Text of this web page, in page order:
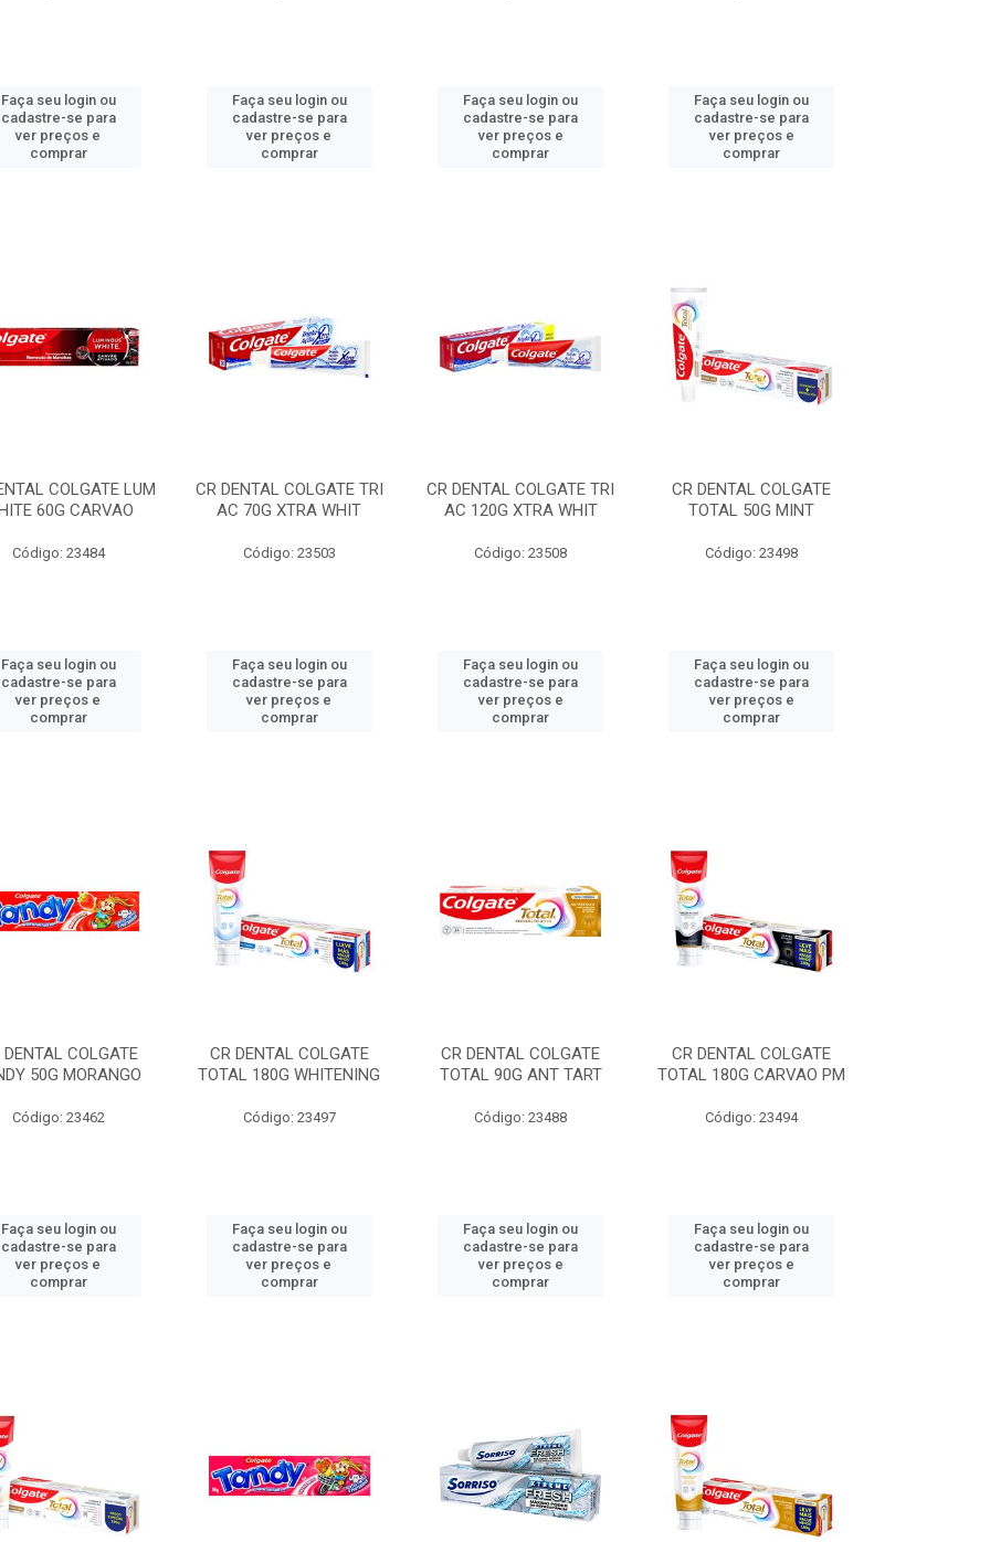
Faça seu login ou
cadastre-se para
ver preços e
comprar
Faça seu login ou
cadastre-se para
ver preços e
comprar
Faça seu login ou
cadastre-se para
ver preços e
comprar
Faça seu login ou
cadastre-se para
ver preços e
comprar
COLGATE LUM
60G CARVAO
Código: 23484
Faça seu login ou
cadastre-se para
ver preços e
comprar
CR DENTAL COLGATE TRI
AC 70G XTRA WHIT
Código: 23503
Faça seu login ou
cadastre-se para
ver preços e
comprar
CR DENTAL COLGATE TRI
AC 120G XTRA WHIT
Código: 23508
Faça seu login ou
cadastre-se para
ver preços e
comprar
CR DENTAL COLGATE
TOTAL 50G MINT
Código: 23498
Faça seu login ou
cadastre-se para
ver preços e
comprar
DENTAL COLGATE
50G MORANGO
Código: 23462
Faça seu login ou
cadastre-se para
ver preços e
comprar
CR DENTAL COLGATE
TOTAL 180G WHITENING
Código: 23497
Faça seu login ou
cadastre-se para
ver preços e
comprar
CR DENTAL COLGATE
TOTAL 90G ANT TART
Código: 23488
Faça seu login ou
cadastre-se para
ver preços e
comprar
CR DENTAL COLGATE
TOTAL 180G CARVAO PM
Código: 23494
Faça seu login ou
cadastre-se para
ver preços e
comprar